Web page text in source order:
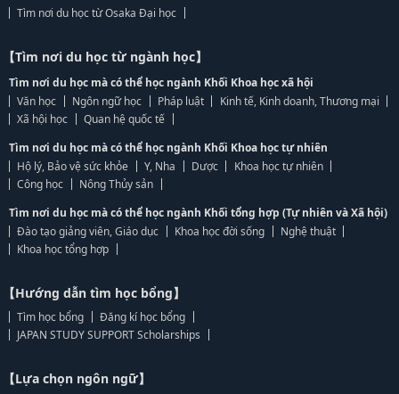
Tìm nơi du học từ Osaka Đại học
【Tìm nơi du học từ ngành học】
Tìm nơi du học mà có thể học ngành Khối Khoa học xã hội
Văn học
Ngôn ngữ học Pháp luật
Kinh tế, Kinh doanh, Thương mại
Xã hội học
Quan hệ quốc tế
Tìm nơi du học mà có thể học ngành Khối Khoa học tự nhiên
Hộ lý, Bảo vệ sức khỏe
Y, Nha Dược
Khoa học tự nhiên
Công học
Nông Thủy sản
Tìm nơi du học mà có thể học ngành Khối tổng hợp (Tự nhiên và Xã hội)
Đào tạo giảng viên, Giáo dục
Khoa học đời sống
Nghệ thuật
Khoa học tổng hợp
【Hướng dẫn tìm học bổng】
Tìm học bổng
Đăng kí học bổng
JAPAN STUDY SUPPORT Scholarships
【Lựa chọn ngôn ngữ】